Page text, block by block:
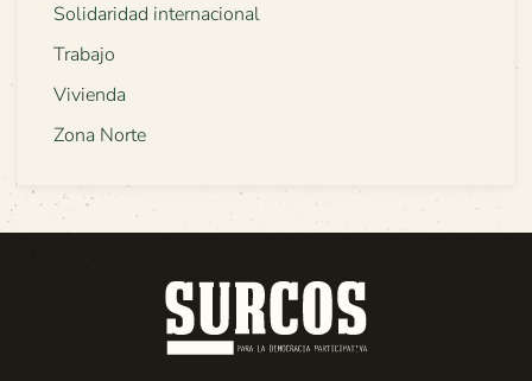
Solidaridad internacional
Trabajo
Vivienda
Zona Norte